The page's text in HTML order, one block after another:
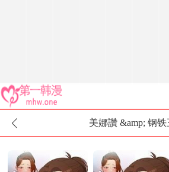
美娜讚 &amp; 钢铁